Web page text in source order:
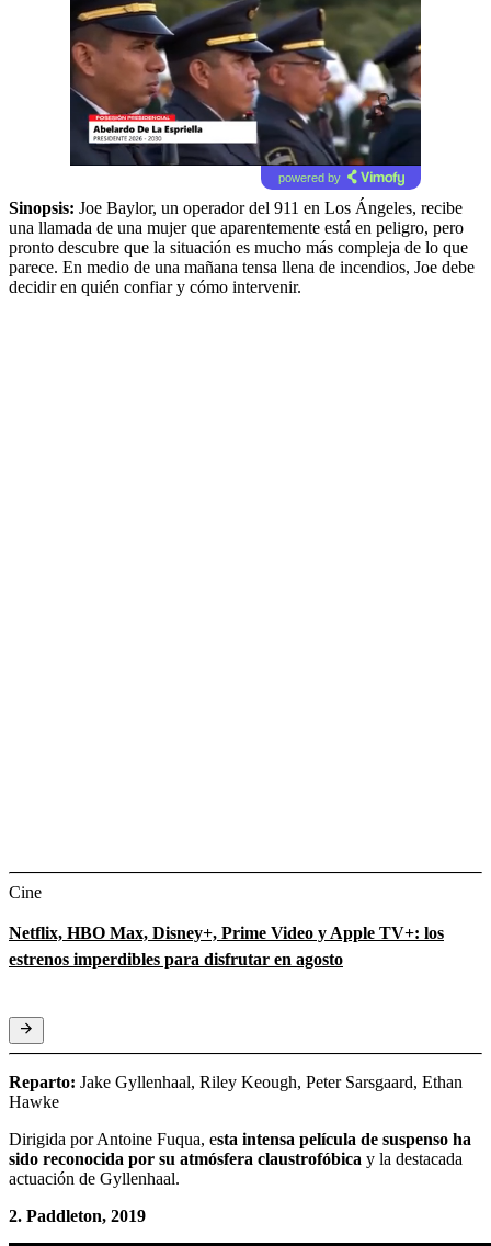
powered by
Sinopsis: Joe Baylor, un operador del 911 en Los Ángeles, recibe
una llamada de una mujer que aparentemente está en peligro, pero
pronto descubre que la situación es mucho más compleja de lo que
parece. En medio de una mañana tensa llena de incendios, Joe debe
decidir en quién confiar y cómo intervenir.
Cine
Netflix, HBO Max, Disney+, Prime Video y Apple TV+: los
estrenos imperdibles para disfrutar en agosto
Reparto: Jake Gyllenhaal, Riley Keough, Peter Sarsgaard, Ethan
Hawke
Dirigida por Antoine Fuqua, esta intensa película de suspenso ha
sido reconocida por su atmósfera claustrofóbica y la destacada
actuación de Gyllenhaal.
2. Paddleton, 2019